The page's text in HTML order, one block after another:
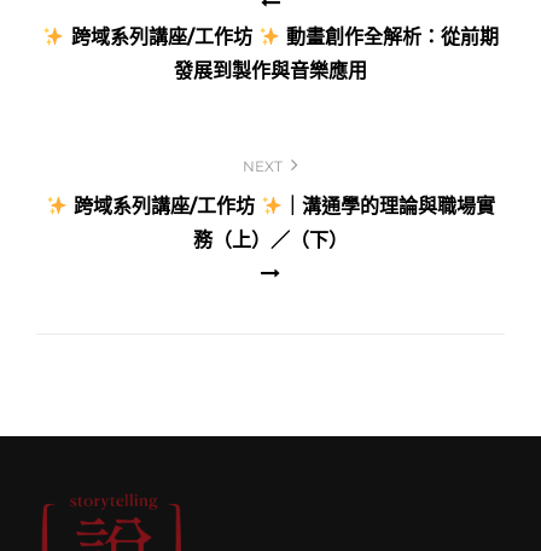
導
覽
跨域系列講座/工作坊
動畫創作全解析：從前期
發展到製作與音樂應用
NEXT
跨域系列講座/工作坊
｜溝通學的理論與職場實
務（上）／（下）